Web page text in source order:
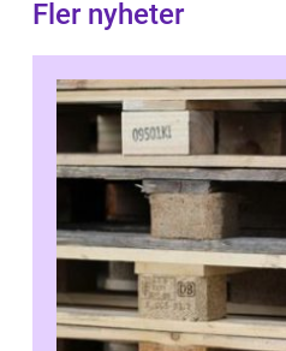
Fler nyheter